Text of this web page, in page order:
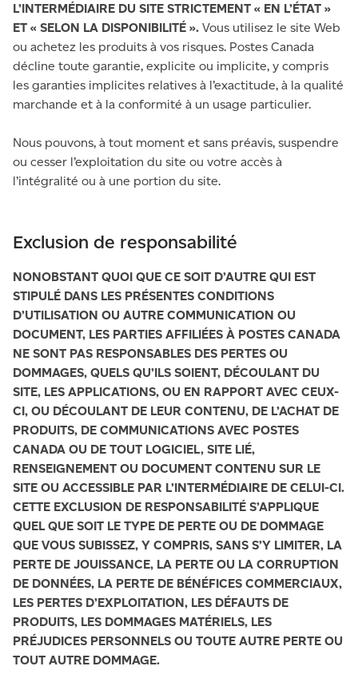
L’INTERMÉDIAIRE DU SITE STRICTEMENT « EN L’ÉTAT »
ET « SELON LA DISPONIBILITÉ ». Vous utilisez le site Web
ou achetez les produits à vos risques. Postes Canada
décline toute garantie, explicite ou implicite, y compris
les garanties implicites relatives à l’exactitude, à la qualité
marchande et à la conformité à un usage particulier.
Nous pouvons, à tout moment et sans préavis, suspendre
ou cesser l’exploitation du site ou votre accès à
l’intégralité ou à une portion du site.
Exclusion de responsabilité
NONOBSTANT QUOI QUE CE SOIT D’AUTRE QUI EST
STIPULÉ DANS LES PRÉSENTES CONDITIONS
D’UTILISATION OU AUTRE COMMUNICATION OU
DOCUMENT, LES PARTIES AFFILIÉES À POSTES CANADA
NE SONT PAS RESPONSABLES DES PERTES OU
DOMMAGES, QUELS QU’ILS SOIENT, DÉCOULANT DU
SITE, LES APPLICATIONS, OU EN RAPPORT AVEC CEUX-
CI, OU DÉCOULANT DE LEUR CONTENU, DE L’ACHAT DE
PRODUITS, DE COMMUNICATIONS AVEC POSTES
CANADA OU DE TOUT LOGICIEL, SITE LIÉ,
RENSEIGNEMENT OU DOCUMENT CONTENU SUR LE
SITE OU ACCESSIBLE PAR L’INTERMÉDIAIRE DE CELUI-CI.
CETTE EXCLUSION DE RESPONSABILITÉ S’APPLIQUE
QUEL QUE SOIT LE TYPE DE PERTE OU DE DOMMAGE
QUE VOUS SUBISSEZ, Y COMPRIS, SANS S’Y LIMITER, LA
PERTE DE JOUISSANCE, LA PERTE OU LA CORRUPTION
DE DONNÉES, LA PERTE DE BÉNÉFICES COMMERCIAUX,
LES PERTES D’EXPLOITATION, LES DÉFAUTS DE
PRODUITS, LES DOMMAGES MATÉRIELS, LES
PRÉJUDICES PERSONNELS OU TOUTE AUTRE PERTE OU
TOUT AUTRE DOMMAGE.